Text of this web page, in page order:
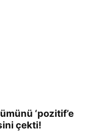
‘pozitif’e
çekti!